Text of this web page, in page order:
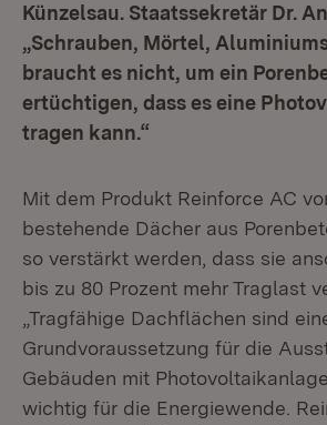
Künzelsau. Staatssekretär Dr.
„Schrauben, Mörtel,
braucht es nicht, um ein
ertüchtigen, dass es eine
tragen kann.“
Mit dem Produkt Reinforce AC
bestehende Dächer aus
so verstärkt werden, dass sie
bis zu 80 Prozent mehr Traglast
„Tragfähige Dachflächen sind
Grundvoraussetzung für die
Gebäuden mit
wichtig für die Energiewende.